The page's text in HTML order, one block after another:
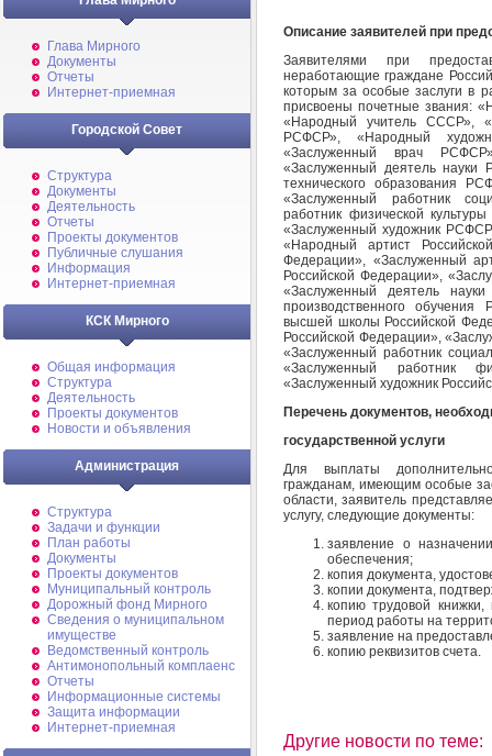
Глава Мирного
Документы
Отчеты
Интернет-приемная
Городской Совет
Структура
Документы
Деятельность
Отчеты
Проекты документов
Публичные слушания
Информация
Интернет-приемная
КСК Мирного
Общая информация
Структура
Деятельность
Проекты документов
Новости и объявления
Администрация
Структура
Задачи и функции
План работы
Документы
Проекты документов
Муниципальный контроль
Дорожный фонд Мирного
Cведения о муниципальном
имуществе
Ведомственный контроль
Антимонопольный комплаенс
Отчеты
Информационные системы
Защита информации
Интернет-приемная
Описание заявителей при
Заявителями при
неработающие граждане
которым за особые заслуги в
присвоены почетные звания:
«Народный учитель СССР»,
РСФСР», «Народный
«Заслуженный врач
«Заслуженный деятель науки
технического образования
«Заслуженный работник
работник физической
«Заслуженный художник
«Народный артист
Федерации», «Заслуженный
Российской Федерации»,
«Заслуженный деятель
производственного
высшей школы Российской
Российской Федерации»,
«Заслуженный работник
«Заслуженный работник
«Заслуженный художник
Перечень документов,
государственной услуги
Для выплаты
гражданам, имеющим особые
области, заявитель
услугу, следующие документы:
заявление о
обеспечения;
копия документа,
копии документа,
копию трудовой
период работы на
заявление на
копию реквизитов
Другие новости по теме: